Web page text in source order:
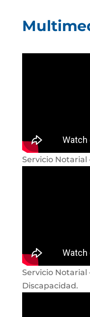
Servicio Notarial
Servicio Notarial
Discapacidad.